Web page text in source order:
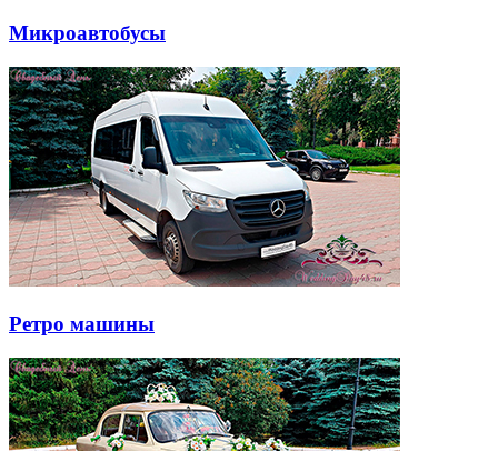
Микроавтобусы
Ретро машины